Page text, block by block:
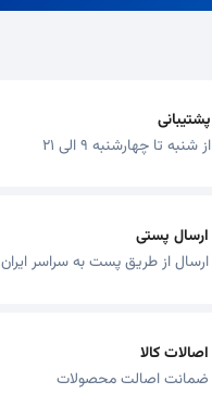
پشتیبانی
از شنبه تا چهارشنبه 9 الی 21
ارسال پستی
ارسال از طریق پست به سراسر ایران
اصالات کالا
ضمانت اصالت محصولات